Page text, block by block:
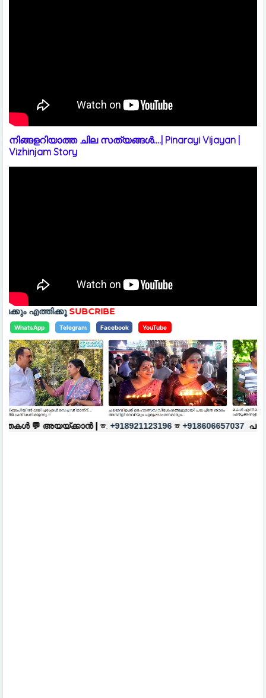
നിങ്ങളറിയാത്ത ചില സത്യങ്ങൾ....| Pinarayi Vijayan |
Vizhinjam Story
WhatsApp Telegram Facebook YouTube
| ☎: +918921123196 ☎ +918606657037 പരസ്യങ്ങൾക്ക്| ☎: